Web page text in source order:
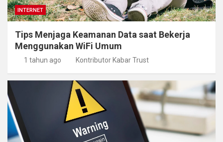
INTERNET
Tips Menjaga Keamanan Data saat Bekerja
Menggunakan WiFi Umum
1 tahun ago Kontributor Kabar Trust